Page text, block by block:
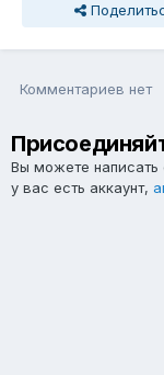
Комментариев нет
Вы можете написать
у вас есть аккаунт,